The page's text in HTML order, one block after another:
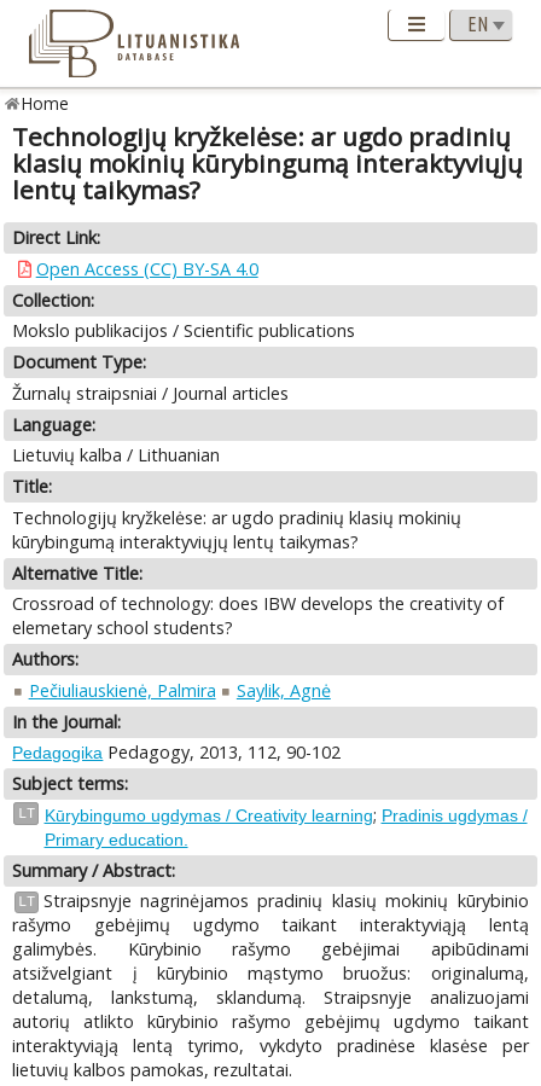
Home
Technologijų kryžkelėse: ar ugdo pradinių
klasių mokinių kūrybingumą interaktyviųjų
lentų taikymas?
Direct Link:
Open Access (CC) BY-SA 4.0
Collection:
Mokslo publikacijos / Scientific publications
Document Type:
Žurnalų straipsniai / Journal articles
Language:
Lietuvių kalba / Lithuanian
Title:
Technologijų kryžkelėse: ar ugdo pradinių klasių mokinių
kūrybingumą interaktyviųjų lentų taikymas?
Alternative Title:
Crossroad of technology: does IBW develops the creativity of
elemetary school students?
Authors:
Pečiuliauskienė, Palmira
Saylik, Agnė
In the Journal:
Pedagogika Pedagogy, 2013, 112, 90-102
Subject terms:
LT Kūrybingumo ugdymas / Creativity learning; Pradinis ugdymas /
Primary education.
Summary / Abstract:
LT Straipsnyje nagrinėjamos pradinių klasių mokinių kūrybinio
rašymo gebėjimų ugdymo taikant interaktyviąją lentą
galimybės. Kūrybinio rašymo gebėjimai apibūdinami
atsižvelgiant į kūrybinio mąstymo bruožus: originalumą,
detalumą, lankstumą, sklandumą. Straipsnyje analizuojami
autorių atlikto kūrybinio rašymo gebėjimų ugdymo taikant
interaktyviąją lentą tyrimo, vykdyto pradinėse klasėse per
lietuvių kalbos pamokas, rezultatai.